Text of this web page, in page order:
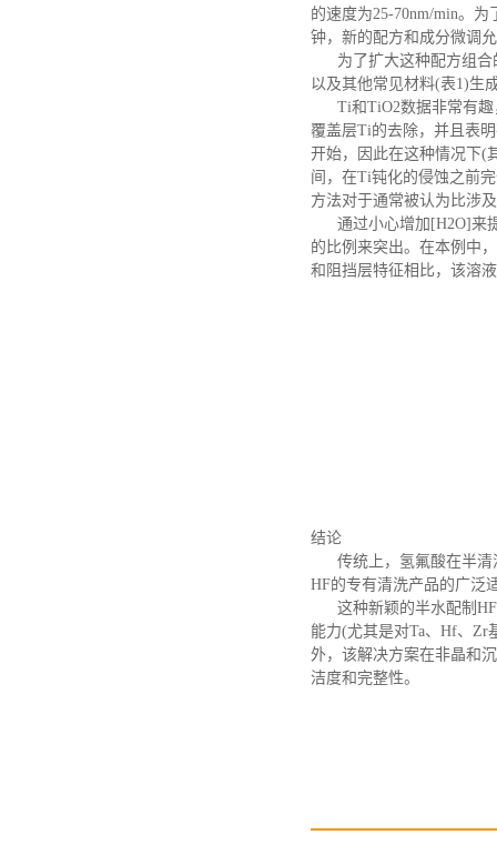
的速度为25-70nm/min。
钟，新的配方和成分微调
为了扩大这种配方组
以及其他常见材料(表1)生
Ti和TiO2数据非常有
覆盖层Ti的去除，并且表
开始，因此在这种情况下(
间，在Ti钝化的侵蚀之前
方法对于通常被认为比涉
通过小心增加 [H2O]来
的比例来突出。在本例中
和阻挡层特征相比，该溶
结论
传统上，氢氟酸在半
HF的专有清洗产品的广泛
这种新颖的半水配制
能力(尤其是对Ta、Hf、Zr
外，该解决方案在非晶和
洁度和完整性。